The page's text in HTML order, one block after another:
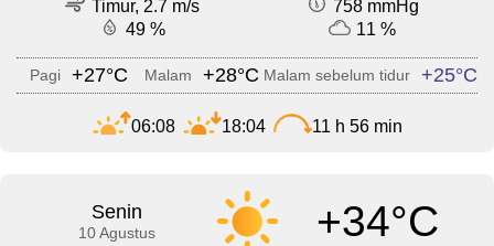
Timur, 2.7 m/s
758 mmHg
49 %
11 %
Pagi +27°C Malam +28°C Malam sebelum tidur +25°C
06:08 18:04 11 h 56 min
Senin
10 Agustus +34°C